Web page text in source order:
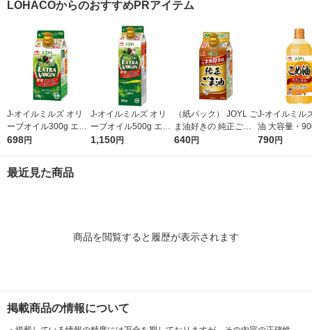
ゴマ（イチオシ） オ
シ）
LOHACOからのおすすめPRアイテム
J-オイルミルズ オリ
ーブオイル300g エキ
ストラバージン スペ
L
698円
J-オイルミルズ オリ
ーブオイル500g エキ
ストラバージン スペ
1,150円
（紙パック） JOYL ご
ま油好きの 純正ごま
油 300g 1本 味の素 J-
640円
J-オイルミル
油 大容量・
ト 1本 JOYL
790円
最近見た商品
商品を閲覧すると履歴が表示されます
掲載商品の情報について